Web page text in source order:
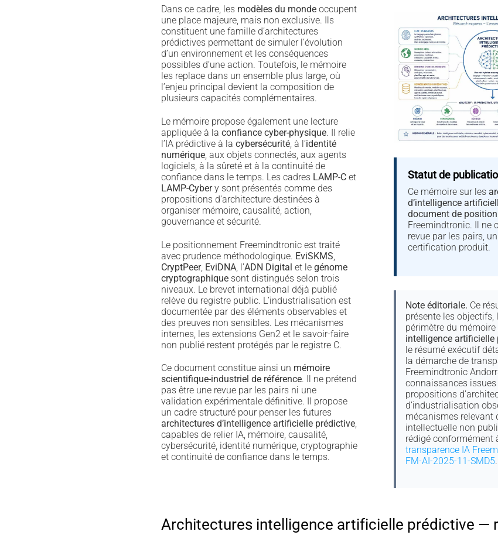
Dans ce cadre, les modèles du mondeoccupent
une place majeure, mais non exclusive. Ils
constituent une famille d’architectures
prédictives permettant de simuler l’évolution
d’un environnement et les conséquences
possibles d’une action. Toutefois, le mémoire
les replace dans un ensemble plus large, où
l’enjeu principal devient la composition de
plusieurs capacités complémentaires.
Le mémoire propose également une lecture
appliquée à la confiance cyber-physique. Il relie
l’IA prédictive à la cybersécurité, à l’identité
numérique, aux objets connectés, aux agents
logiciels, à la sûreté et à la continuité de
confiance dans le temps. Les cadres LAMP-Cet
LAMP-Cybery sont présentés comme des
propositions d’architecture destinées à
organiser mémoire, causalité, action,
gouvernance et sécurité.
Le positionnement Freemindtronic est traité
avec prudence méthodologique. EviSKMS
CryptPeer, EviDNA, l’ADN Digital et le génome
cryptographiquesont distingués selon trois
niveaux. Le brevet international déjà publié
relève du registre public. L’industrialisation est
documentée par des éléments observables et
des preuves non sensibles. Les mécanismes
internes, les extensions Gen2 et le savoir-faire
non publié restent protégés par le registre C.
Ce document constitue ainsi un mémoire
scientifique-industriel de référence. Il ne prétend
pas être une revue par les pairs ni une
validation expérimentale définitive. Il propose
un cadre structuré pour penser les futures
architectures d’intelligence artificielle prédictive,
capables de relier IA, mémoire, causalité,
cybersécurité, identité numérique, cryptographie
et continuité de confiance dans le temps.
Statut de
Ce mémoire sur les
d’intelligence
document de
Freemindtronic. Il ne
revue par les pairs,
certification produit.
Note éditoriale. Ce
présente les objectifs,
périmètre du mémoire
intelligence artificielle
le résumé exécutif
la démarche de
Freemindtronic
connaissances issues
propositions
d’industrialisation
mécanismes relevant
intellectuelle non
rédigé conformément
transparence IA
FM-AI-2025-11-SMD5.
Architectures intelligence artificielle prédictive —